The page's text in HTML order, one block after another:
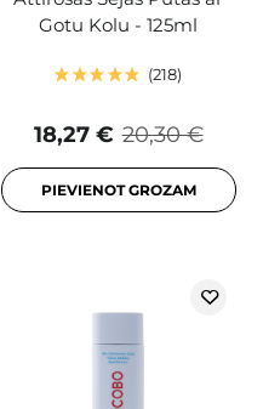
Gotu Kolu - 125ml
218
20,30 €
18,27 €
PIEVIENOT GROZAM